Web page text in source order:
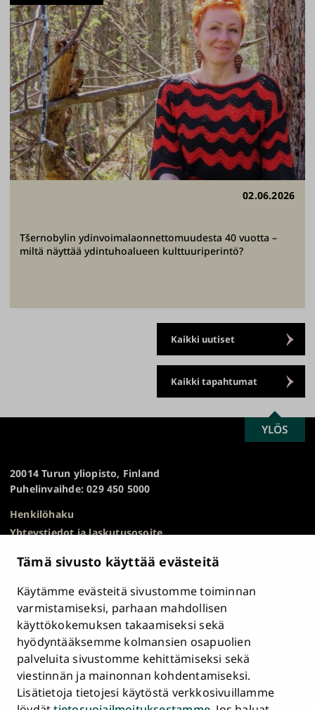
Tämä sivusto käyttää evästeitä
Käytämme evästeitä sivustomme toiminnan
varmistamiseksi, parhaan mahdollisen
käyttökokemuksen takaamiseksi sekä
hyödyntääksemme kolmansien osapuolien
palveluita sivustomme kehittämiseksi sekä
viestinnän ja mainonnan kohdentamiseksi.
Lisätietoja tietojesi käytöstä verkkosivuillamme
02.06.2026
Tšernobylin ydinvoimalaonnettomuudesta 40 vuotta –
miltä näyttää ydintuhoalueen kulttuuriperintö?
Kaikki uutiset
Kaikki tapahtumat
20014 Turun yliopisto, Finland
Puhelinvaihde: 029 450 5000
Henkilöhaku
Yhteystiedot ja laskutusosoite
HR Excellence in Research
Tietosuojailmoitus
Asiakirjajulkisuuskuvaus ja tietopyynnöt
Väärinkäytösepäilyt
Saavutettavuusseloste
Palaute
Intranet ja sähköiset työkalut
Evästeasetukset
SCROLL
TO
YLÖS